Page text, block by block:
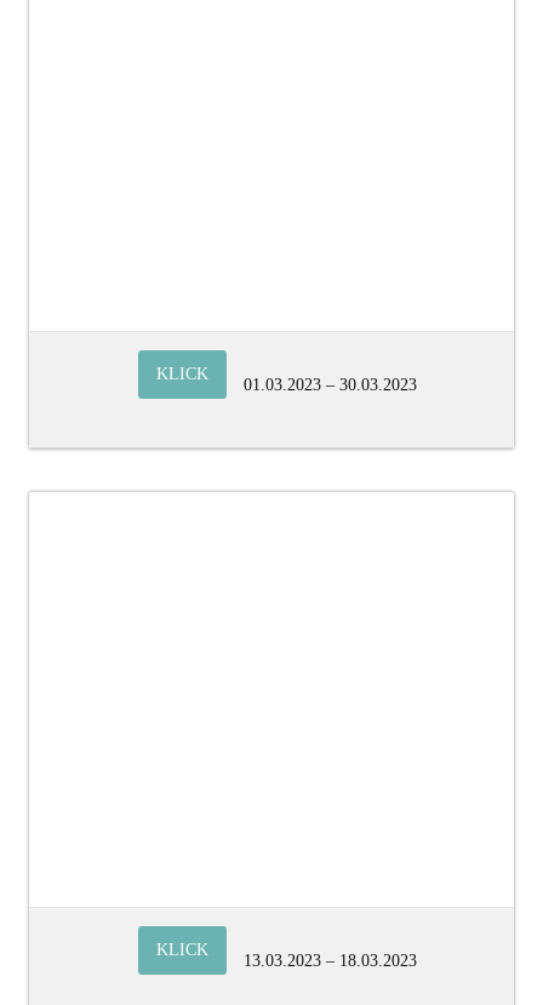
KLICK
01.03.2023 – 30.03.2023
KLICK
13.03.2023 – 18.03.2023